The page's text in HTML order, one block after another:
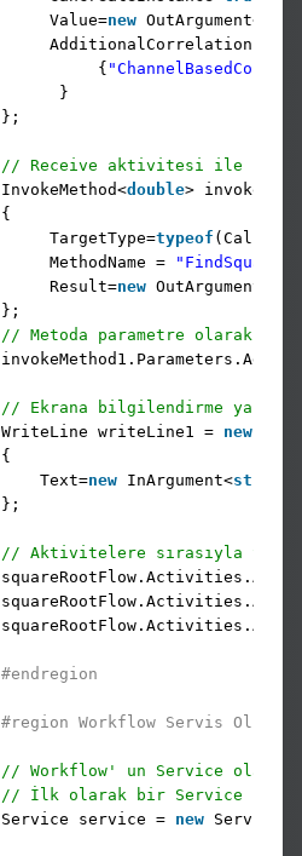
Value=new OutArgument<
AdditionalCorrelations={
{
}
};
// Receive aktivitesi ile
InvokeMethod<double>
{
TargetType=typeof
MethodName =
Result=new OutArgument<
};
// Metoda parametre olarak
invokeMethod1.Parameters.Add(
// Ekrana bilgilendirme
WriteLine writeLine1 = new
{
Text=new InArgument<string
};
// Aktivitelere sırasıyla
#endregion
#region Workflow Servis
// Workflow' un Service
// İlk olarak bir Service
Service service = new